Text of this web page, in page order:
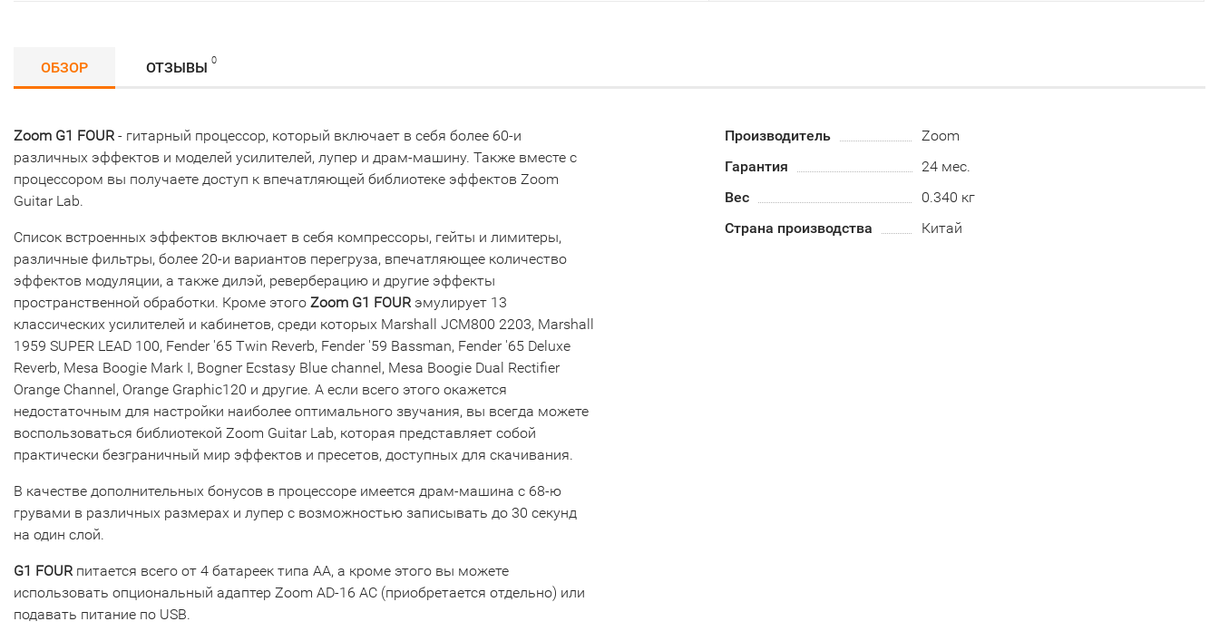
ОБЗОР ОТЗЫВЫ 0
Zoom G1 FOUR - гитарный процессор, который включает в себя более 60-и
различных эффектов и моделей усилителей, лупер и драм-машину. Также вместе с
процессором вы получаете доступ к впечатляющей библиотеке эффектов Zoom
Guitar Lab.
Список встроенных эффектов включает в себя компрессоры, гейты и лимитеры,
различные фильтры, более 20-и вариантов перегруза, впечатляющее количество
эффектов модуляции, а также дилэй, реверберацию и другие эффекты
пространственной обработки. Кроме этого Zoom G1 FOUR эмулирует 13
классических усилителей и кабинетов, среди которых Marshall JCM800 2203, Marshall
1959 SUPER LEAD 100, Fender '65 Twin Reverb, Fender '59 Bassman, Fender '65 Deluxe
Reverb, Mesa Boogie Mark I, Bogner Ecstasy Blue channel, Mesa Boogie Dual Rectifier
Orange Channel, Orange Graphic120 и другие. А если всего этого окажется
недостаточным для настройки наиболее оптимального звучания, вы всегда можете
воспользоваться библиотекой Zoom Guitar Lab, которая представляет собой
практически безграничный мир эффектов и пресетов, доступных для скачивания.
В качестве дополнительных бонусов в процессоре имеется драм-машина с 68-ю
грувами в различных размерах и лупер с возможностью записывать до 30 секунд
на один слой.
G1 FOUR питается всего от 4 батареек типа AA, а кроме этого вы можете
использовать опциональный адаптер Zoom AD-16 AC (приобретается отдельно) или
подавать питание по USB.
Производитель
Zoom
Гарантия
24 мес.
Вес
0.340 кг
Страна производства
Китай